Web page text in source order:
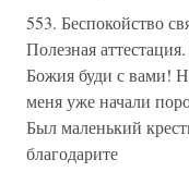
553. Беспокойство
Полезная
Божия буди с вами!
меня уже начали
Был маленький
благодарите